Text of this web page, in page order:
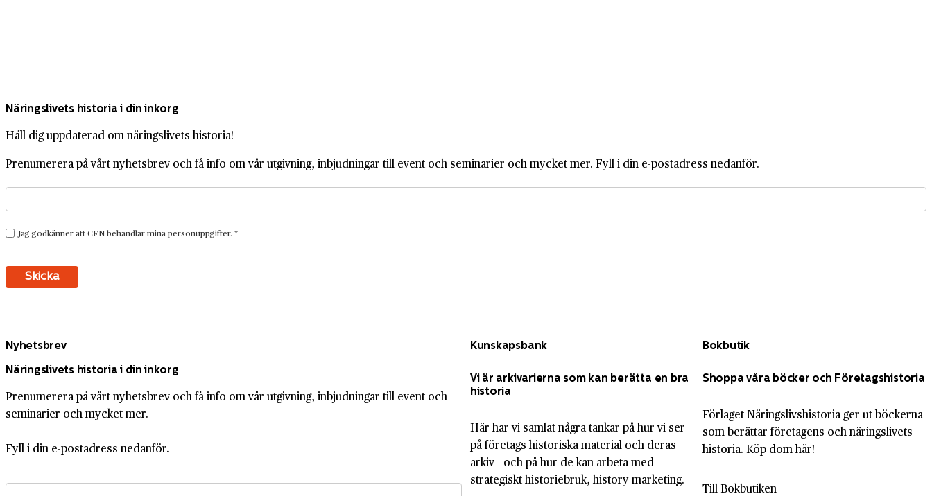
Näringslivets historia i din inkorg
Håll dig uppdaterad om näringslivets historia!
Prenumerera på vårt nyhetsbrev och få info om vår utgivning, inbjudningar till event och seminarier och mycket mer. Fyll i din e-postadress nedanför.
Nyhetsbrev
Näringslivets historia i din inkorg
Prenumerera på vårt nyhetsbrev och få info om vår utgivning, inbjudningar till event och
seminarier och mycket mer.
Fyll i din e-postadress nedanför.
Kunskapsbank
Vi är arkivarierna som kan berätta en bra
historia
Här har vi samlat några tankar på hur vi ser
på företags historiska material och deras
arkiv - och på hur de kan arbeta med
strategiskt historiebruk, history marketing.
Bokbutik
Shoppa våra böcker och Företagshistoria
Förlaget Näringslivshistoria ger ut böckerna
som berättar företagens och näringslivets
historia. Köp dom här!
Till Bokbutiken